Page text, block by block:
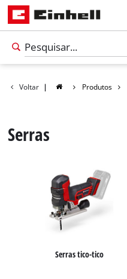
Voltar | Produtos
Serras
Serras tico-tico